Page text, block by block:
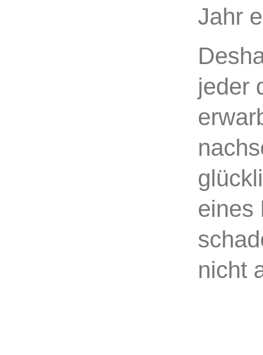
Jahr
jeder
eines
nicht